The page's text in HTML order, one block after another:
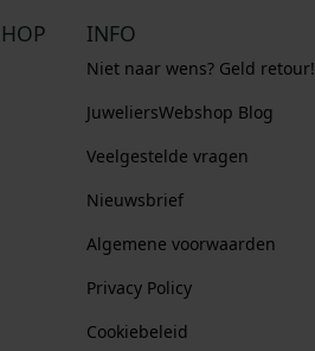
INFO
Niet naar wens? Geld retour!
JuweliersWebshop Blog
Veelgestelde vragen
Nieuwsbrief
Algemene voorwaarden
Privacy Policy
Cookiebeleid